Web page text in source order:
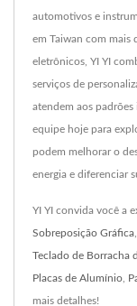
automotivos e
em Taiwan com mais
eletrônicos, YI YI
serviços de
atendem aos
equipe hoje para
podem melhorar o
energia e diferenciar
YI YI convida você a
Sobreposição Gráfica
Teclado de Borracha
Placas de Alumínio
mais detalhes!